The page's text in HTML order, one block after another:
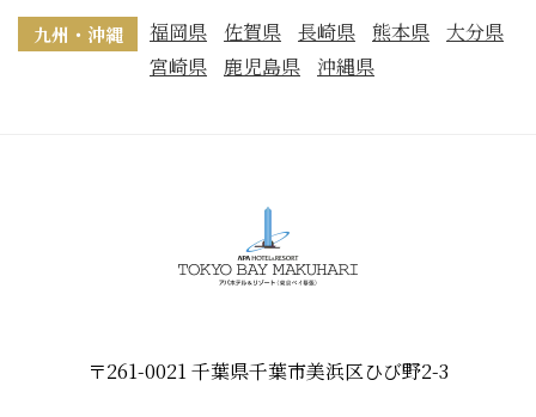
九州・沖縄 福岡県 佐賀県 長崎県 熊本県
大分県
宮崎県
鹿児島県 沖縄県
〒261-0021 千葉県千葉市美浜区ひび野2-3